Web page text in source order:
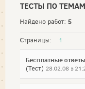
ТЕСТЫ ПО ТЕМАМ
Найдено работ: 5
Страницы: 1
Бесплатные
(Тест) 28.02.08 в